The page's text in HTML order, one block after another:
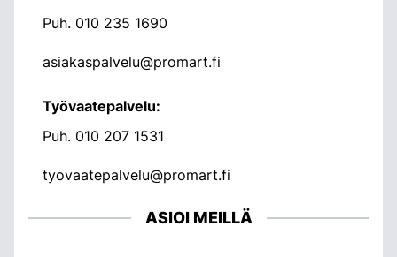
Puh. 010 235 1690
asiakaspalvelu@promart.fi
Työvaatepalvelu:
Puh. 010 207 1531
tyovaatepalvelu@promart.fi
ASIOI MEILLÄ